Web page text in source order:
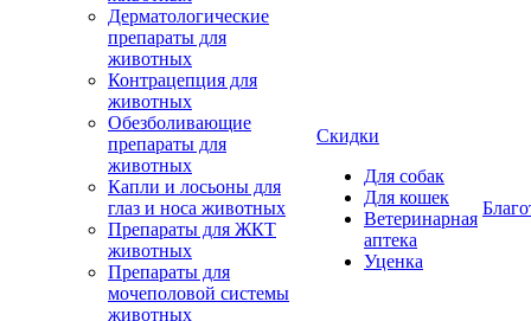
Дерматологические
препараты для
животных
Контрацепция для
животных
Обезболивающие
препараты для
животных
Капли и лосьоны для
глаз и носа животных
Препараты для ЖКТ
животных
Препараты для
мочеполовой системы
животных
Скидки
Для собак
Для кошек
Ветеринарная
аптека
Уценка